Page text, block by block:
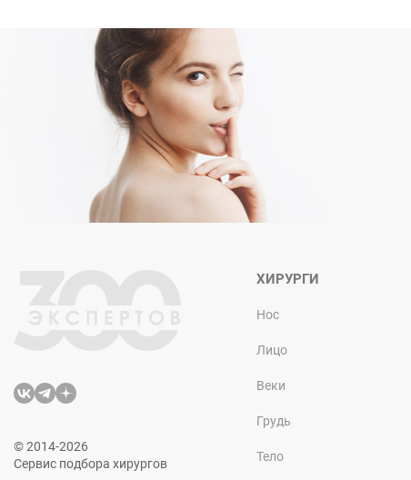
© 2014-2026
Сервис подбора хирургов
ХИРУРГИ
Нос
Лицо
Веки
Грудь
Тело